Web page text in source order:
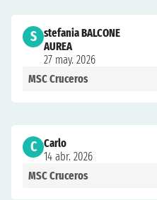
S stefania BALCONE
AUREA
27 may. 2026
MSC Cruceros
C Carlo
14 abr. 2026
MSC Cruceros